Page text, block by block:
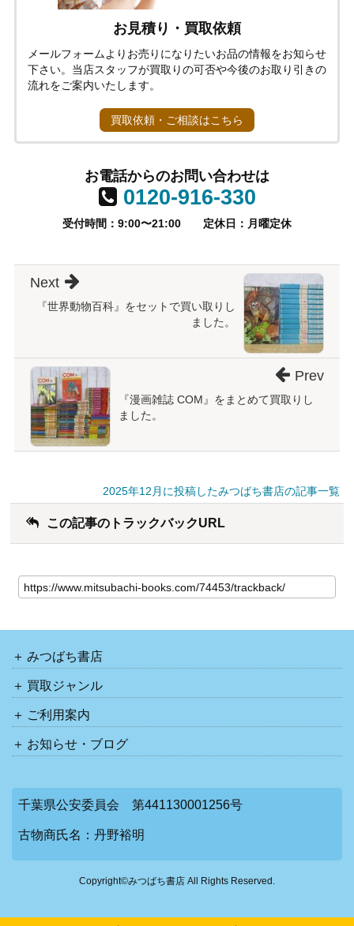
お見積り・買取依頼
メールフォームよりお売りになりたいお品の情報をお知らせ
下さい。当店スタッフが買取りの可否や今後のお取り引きの
流れをご案内いたします。
買取依頼・ご相談はこちら
お電話からのお問い合わせは
0120-916-330
受付時間：9:00〜21:00 定休日：月曜定休
『世界動物百科』をセットで買い取りし
ました。
Next
『漫画雑誌 COM』をまとめて買取りし
ました。
Prev
2025年12月に投稿したみつばち書店の記事一覧
この記事のトラックバックURL
みつばち書店
買取ジャンル
ご利用案内
お知らせ・ブログ
千葉県公安委員会 第441130001256号
古物商氏名：丹野裕明
Copyright©みつばち書店 All Rights Reserved.